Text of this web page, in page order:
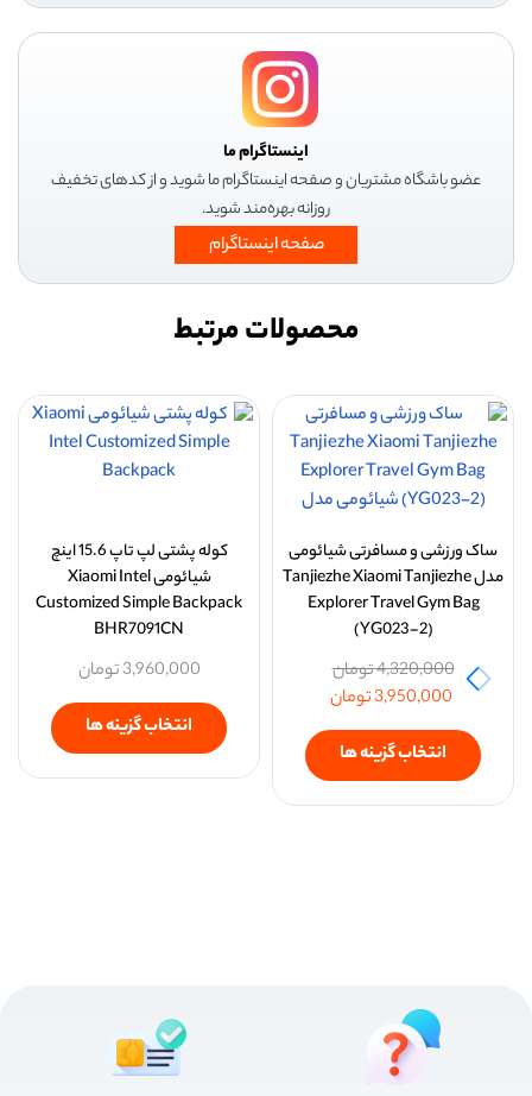
اینستاگرام ما
عضو باشگاه مشتریان و صفحه اینستاگرام ما شوید و از کدهای تخفیف
روزانه بهره‌مند شوید.
صفحه اینستاگرام
محصولات مرتبط
ساک ورزشی و مسافرتی شیائومی
مدل Tanjiezhe Xiaomi Tanjiezhe
Explorer Travel Gym Bag
(YG023-2)
4,320,000تومان
3,950,000تومان
انتخاب گزینه ها
کوله پشتی لپ تاپ 15.6 اینچ
شیائومی Xiaomi Intel
Customized Simple Backpack
BHR7091CN
3,960,000تومان
انتخاب گزینه ها